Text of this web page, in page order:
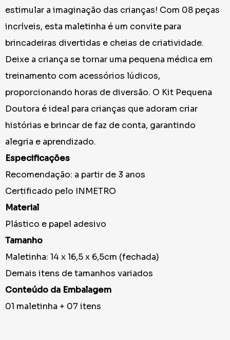
estimular a imaginação das crianças! Com 08 peças
incríveis, esta maletinha é um convite para
brincadeiras divertidas e cheias de criatividade.
Deixe a criança se tornar uma pequena médica em
treinamento com acessórios lúdicos,
proporcionando horas de diversão. O Kit Pequena
Doutora é ideal para crianças que adoram criar
histórias e brincar de faz de conta, garantindo
alegria e aprendizado.
Especificações
Recomendação: a partir de 3 anos
Certificado pelo INMETRO
Material
Plástico e papel adesivo
Tamanho
Maletinha: 14 x 16,5 x 6,5cm (fechada)
Demais itens de tamanhos variados
Conteúdo da Embalagem
01 maletinha + 07 itens